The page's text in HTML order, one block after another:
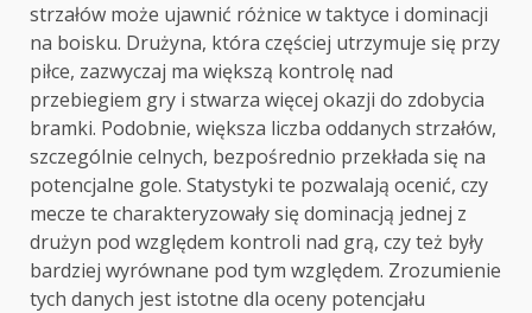
strzałów może ujawnić różnice w taktyce i dominacji
na boisku. Drużyna, która częściej utrzymuje się przy
piłce, zazwyczaj ma większą kontrolę nad
przebiegiem gry i stwarza więcej okazji do zdobycia
bramki. Podobnie, większa liczba oddanych strzałów,
szczególnie celnych, bezpośrednio przekłada się na
potencjalne gole. Statystyki te pozwalają ocenić, czy
mecze te charakteryzowały się dominacją jednej z
drużyn pod względem kontroli nad grą, czy też były
bardziej wyrównane pod tym względem. Zrozumienie
tych danych jest istotne dla oceny potencjału